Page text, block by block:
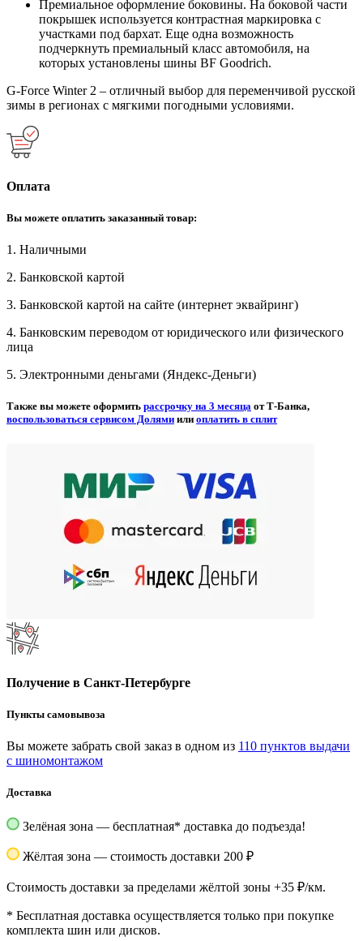
Премиальное оформление боковины. На боковой части
покрышек используется контрастная маркировка с
участками под бархат. Еще одна возможность
подчеркнуть премиальный класс автомобиля, на
которых установлены шины BF Goodrich.
G-Force Winter 2 – отличный выбор для переменчивой русской
зимы в регионах с мягкими погодными условиями.
Оплата
Вы можете оплатить заказанный товар:
1. Наличными
2. Банковской картой
3. Банковской картой на сайте (интернет эквайринг)
4. Банковским переводом от юридического или физического
лица
5. Электронными деньгами (Яндекс-Деньги)
Также вы можете оформить рассрочку на 3 месяца от Т-Банка,
воспользоваться сервисом Долями или оплатить в сплит
Получение в Санкт-Петербурге
Пункты самовывоза
Вы можете забрать свой заказ в одном из 110 пунктов выдачи
с шиномонтажом
Доставка
Зелёная зона — бесплатная* доставка до подъезда!
Жёлтая зона — стоимость доставки 200 ₽
Стоимость доставки за пределами жёлтой зоны +35 ₽/км.
* Бесплатная доставка осуществляется только при покупке
комплекта шин или дисков.